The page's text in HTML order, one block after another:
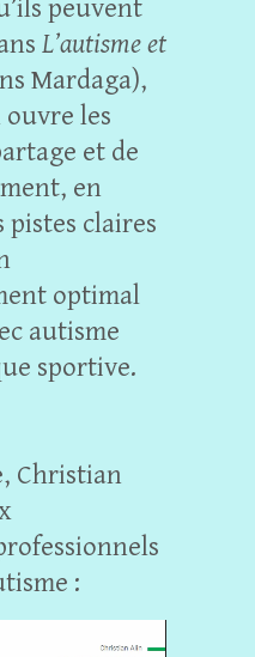
peuvent
L’autisme et
Mardaga),
les
et de
en
pistes claires
optimal
autisme
sportive.
Christian
: